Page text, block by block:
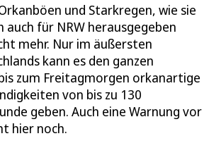
und Starkregen, wie sie
für NRW herausgegeben
mehr. Nur im äußersten
kann es den ganzen
zum Freitagmorgen orkanartige
von bis zu 130
geben. Auch eine Warnung vor
hier noch.